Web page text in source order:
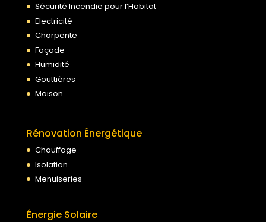
Sécurité Incendie pour l’Habitat
Electricité
Charpente
Façade
Humidité
Gouttières
Maison
Rénovation Énergétique
Chauffage
Isolation
Menuiseries
Énergie Solaire